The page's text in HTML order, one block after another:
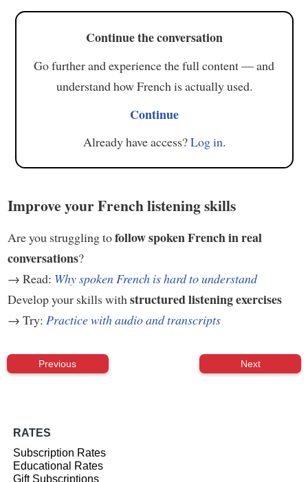
Continue the conversation
Go further and experience the full content — and
understand how French is actually used.
Continue
Already have access?Log in.
Improve your French listening skills
Are you struggling tofollow spoken French in real
conversations?
→ Read: Why spoken French is hard to understand
Develop your skills with structured listening exercises
→ Try: Practice with audio and transcripts
Previous Next
RATES
Subscription Rates
Educational Rates
Gift Subscriptions